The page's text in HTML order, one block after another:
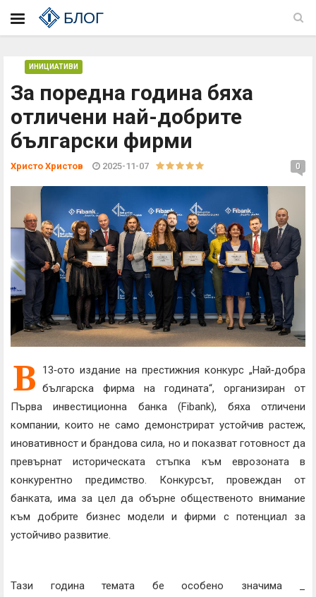
БЛОГ
За поредна година бяха
отличени най-добрите
български фирми
ИНИЦИАТИВИ
Христо Христов 2025-11-07 0
В
13‑ото издание на престижния конкурс „Най‑добра
българска фирма на годината“, организиран от
Първа инвестиционна банка (Fibank), бяха отличени
компании, които не само демонстрират устойчив растеж,
иновативност и брандова сила, но и показват готовност да
превърнат историческата стъпка към еврозоната в
конкурентно предимство. Конкурсът, провеждан от
банката, има за цел да обърне общественото внимание
към добрите бизнес модели и фирми с потенциал за
устойчиво развитие.
Тази година темата бе особено значима _